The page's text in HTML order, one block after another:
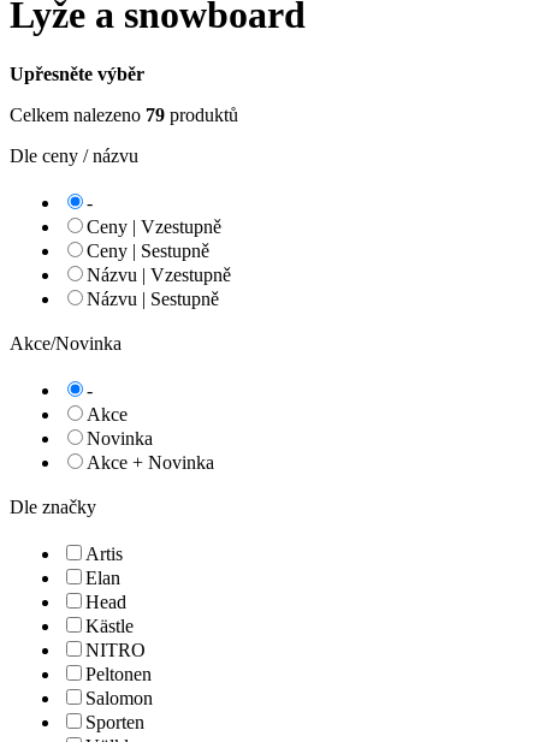
Lyže a snowboard
Upřesněte výběr
Celkem nalezeno 79 produktů
Dle ceny / názvu
-
Ceny | Vzestupně
Ceny | Sestupně
Názvu | Vzestupně
Názvu | Sestupně
Akce/Novinka
-
Akce
Novinka
Akce + Novinka
Dle značky
Artis
Elan
Head
Kästle
NITRO
Peltonen
Salomon
Sporten